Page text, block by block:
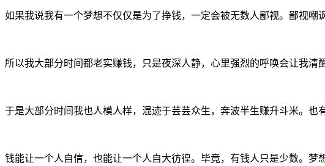
如果我说我有一个梦想不仅仅是为了挣钱，一定会被无数人鄙视。鄙视嘲
所以我大部分时间都老实赚钱，只是夜深人静，心里强烈的呼唤会让我
于是大部分时间我也人模人样，混迹于芸芸众生，奔波半生赚升斗米。
钱能让一个人自信，也能让一个人自大彷徨。毕竟，有钱人只是少数。梦